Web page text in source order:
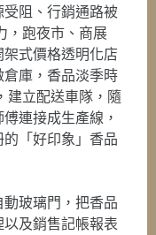
阻、行銷通路被
，跑夜市、商展
式價格透明化店
庫，香品淡季時
建立配送車隊，隨
連接成生產線，
「好印象」香品
玻璃門，把香品
及銷售記帳報表